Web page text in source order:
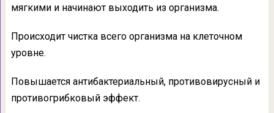
мягкими и начинают выходить из организма.
Происходит чистка всего организма на клеточном
уровне.
Повышается антибактериальный, противовирусный и
противогрибковый эффект.